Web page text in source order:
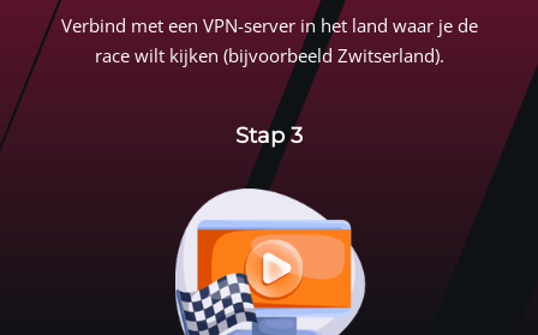
Verbind met een VPN-server in het land waar je de
race wilt kijken (bijvoorbeeld Zwitserland).
Stap 3